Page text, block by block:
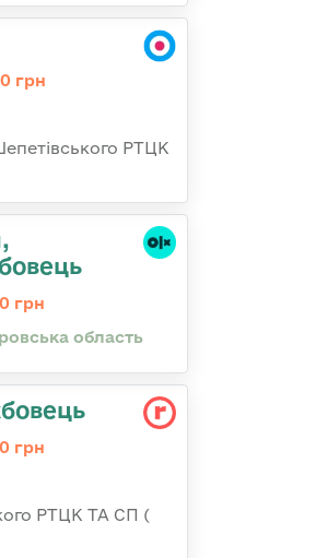
грн
РТЦК
грн
область
грн
РТЦК ТА СП (